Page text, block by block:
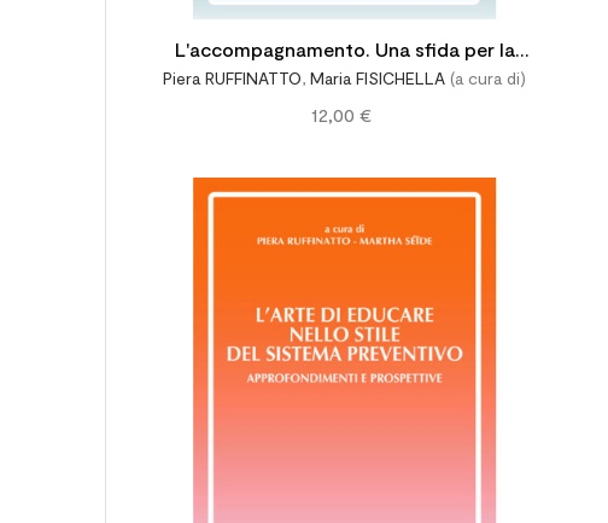
L'accompagnamento. Una sfida per la
formazione permanente e iniziale
Piera RUFFINATTO,Maria FISICHELLA (a cura di)
12,00 €